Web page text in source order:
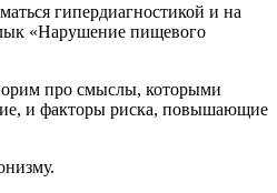
гипердиагностикой и на
«Нарушение пищевого
про смыслы, которыми
и факторы риска, повышающие